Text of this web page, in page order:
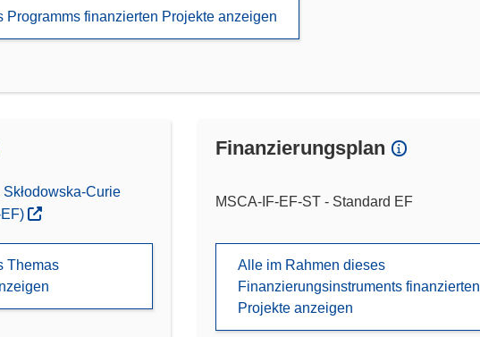
Programms finanzierten Projekte anzeigen
Curie
Themas
Finanzierungsplan
MSCA-IF-EF-ST - Standard EF
Alle im Rahmen dieses
Finanzierungsinstruments finanzierten
Projekte anzeigen